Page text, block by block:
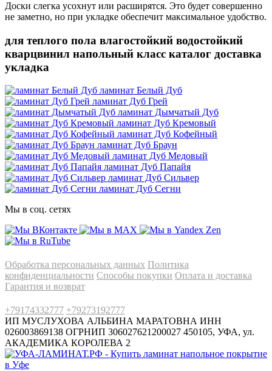
Доски слегка усохнут или расширятся. Это будет совершенно
не заметно, но при укладке обеспечит максимальное удобство.
для теплого пола влагостойкий водостойкий
кварцвинил напольный класс каталог доставка
укладка
ламинат Белый Дуб
ламинат Дуб Грей
ламинат Дымчатый Дуб
ламинат Дуб Кремовый
ламинат Дуб Кофейный
ламинат Дуб Браун
ламинат Дуб Медовый
ламинат Дуб Папайя
ламинат Дуб Сильвер
ламинат Дуб Сегни
Мы в соц. сетях
Обработка персональных данных Политика
конфиденциальности Способы покупки Оплата и доставка
Гарантия и возврат
+79174332777 +79273192777
ИП МУСЛУХОВА АЛЬБИНА МАРАТОВНА ИНН
026003869138 ОГРНИП 306027621200027 450105, УФА, ул.
АКАДЕМИКА КОРОЛЕВА 2